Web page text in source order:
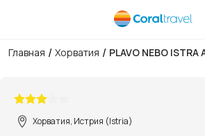
Главная / Хорватия / PLAVO NEBO ISTRA
Хорватия, Истрия (Istria)